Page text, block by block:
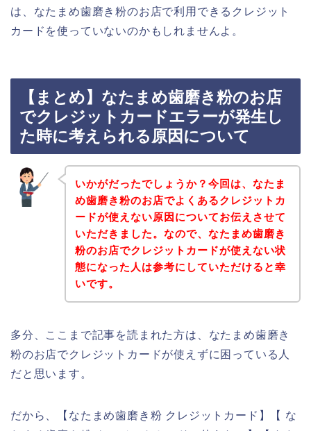
は、なたまめ歯磨き粉のお店で利用できるクレジット
カードを使っていないのかもしれませんよ。
【まとめ】なたまめ歯磨き粉のお店
でクレジットカードエラーが発生し
た時に考えられる原因について
いかがだったでしょうか？今回は、なたま
め歯磨き粉のお店でよくあるクレジットカ
ードが使えない原因についてお伝えさせて
いただきました。なので、なたまめ歯磨き
粉のお店でクレジットカードが使えない状
態になった人は参考にしていただけると幸
いです。
多分、ここまで記事を読まれた方は、なたまめ歯磨き
粉のお店でクレジットカードが使えずに困っている人
だと思います。
だから、【なたまめ歯磨き粉 クレジットカード】【 な